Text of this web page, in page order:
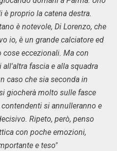
proprio la catena destra.
è notevole, Di Lorenzo, che
io, è un grande calciatore ed
eccezionali. Ma con
fascia e alla squadra
caso che sia seconda in
giocherà molto sulle fasce
si annulleranno e
Ripeto, però, penso
con poche emozioni,
e teso"